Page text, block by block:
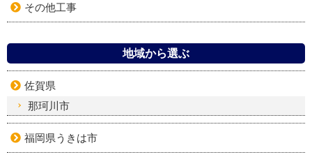
その他工事
地域から選ぶ
佐賀県
那珂川市
福岡県うきは市